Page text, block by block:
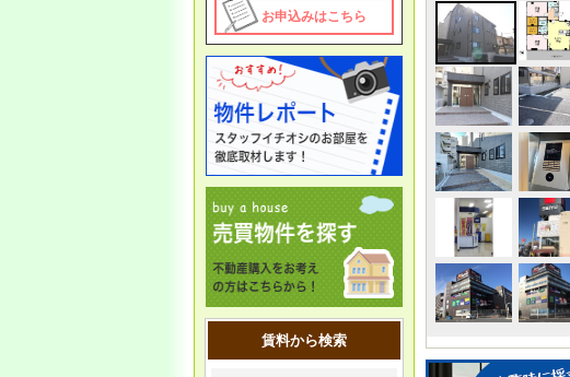
5/2（土） ～ 5/6（水）
5/7(木）より通常営業いたしま
す。
12/23
＜年末年始の休業のお知らせ
＞
誠に勝手ながら、年末年始に
伴い、下記の期間を休業とさ
休業期間：2025年12月27日
（土）〜2026年1月4日（日）
まで
お申込みはこちら
賃料から検索